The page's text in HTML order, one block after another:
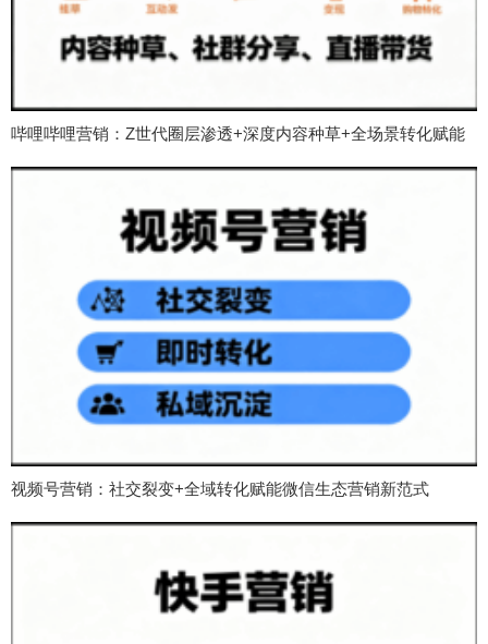
哔哩哔哩营销：Z世代圈层渗透+深度内容种草+全场景转化赋能
视频号营销：社交裂变+全域转化赋能微信生态营销新范式